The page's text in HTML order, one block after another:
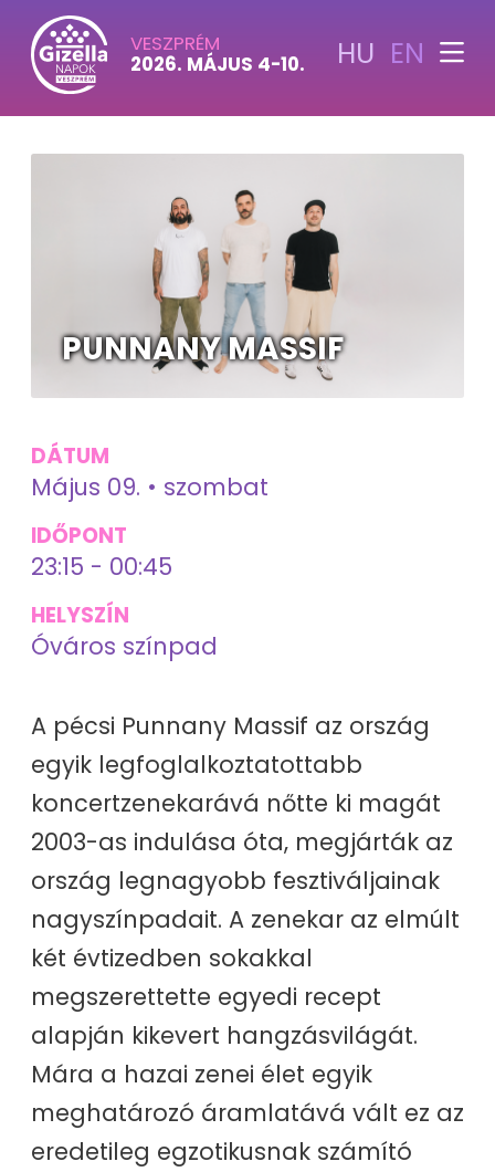
VESZPRÉM
2026. MÁJUS 4-10. HU EN
PUNNANY MASSIF
DÁTUM
Május 09. • szombat
IDŐPONT
23:15 - 00:45
HELYSZÍN
Óváros színpad
A pécsi Punnany Massif az ország
egyik legfoglalkoztatottabb
koncertzenekarává nőtte ki magát
2003-as indulása óta, megjárták az
ország legnagyobb fesztiváljainak
nagyszínpadait. A zenekar az elmúlt
két évtizedben sokakkal
megszerettette egyedi recept
alapján kikevert hangzásvilágát.
Mára a hazai zenei élet egyik
meghatározó áramlatává vált ez az
eredetileg egzotikusnak számító